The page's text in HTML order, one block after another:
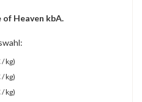
of Heaven kbA.
kg)
kg)
kg)